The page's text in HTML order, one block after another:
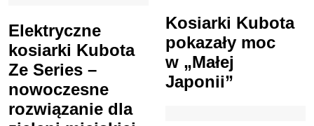
Elektryczne
kosiarki Kubota
Ze Series –
nowoczesne
rozwiązanie dla
Kosiarki Kubota
pokazały moc
w „Małej
Japonii”